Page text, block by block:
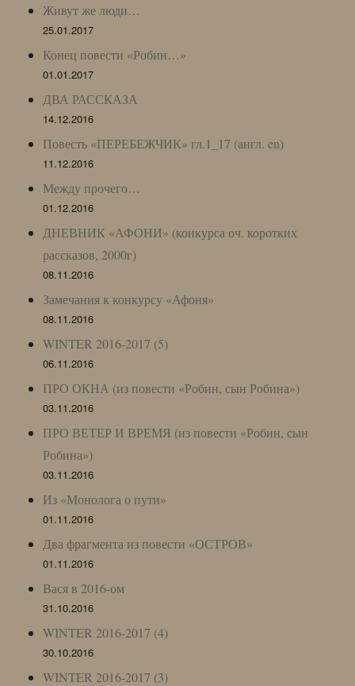
Живут же люди…
25.01.2017
Конец повести «Робин…»
01.01.2017
ДВА РАССКАЗА
14.12.2016
Повесть «ПЕРЕБЕЖЧИК» гл.1_17 (англ. en)
11.12.2016
Между прочего…
01.12.2016
ДНЕВНИК «АФОНИ» (конкурса оч. коротких
рассказов, 2000г)
08.11.2016
Замечания к конкурсу «Афоня»
08.11.2016
WINTER 2016-2017 (5)
06.11.2016
ПРО ОКНА (из повести «Робин, сын Робина»)
03.11.2016
ПРО ВЕТЕР И ВРЕМЯ (из повести «Робин, сын
Робина»)
03.11.2016
Из «Монолога о пути»
01.11.2016
Два фрагмента из повести «ОСТРОВ»
01.11.2016
Вася в 2016-ом
31.10.2016
WINTER 2016-2017 (4)
30.10.2016
WINTER 2016-2017 (3)